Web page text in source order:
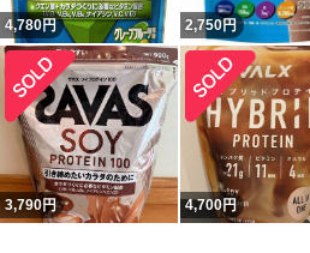
4,780円 2,750円
3,790円 4,700円